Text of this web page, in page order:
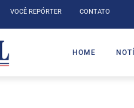
VOCÊ REPÓRTER CONTATO
HOME